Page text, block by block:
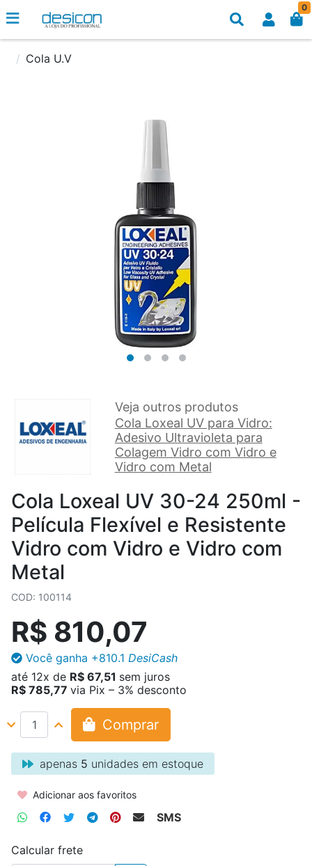
0
Cola U.V
Veja outros produtos
Cola Loxeal UV para Vidro:
Adesivo Ultravioleta para
Colagem Vidro com Vidro e
Vidro com Metal
Cola Loxeal UV 30-24 250ml -
Película Flexível e Resistente
Vidro com Vidro e Vidro com
Metal
COD: 100114
R$ 810,07
Você ganha +810.1 DesiCash
até 12x de R$ 67,51 sem juros
R$ 785,77 via Pix – 3% desconto
Comprar
apenas 5 unidades em estoque
Adicionar aos favoritos
SMS
Calcular frete